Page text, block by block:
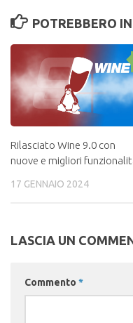
POTREBBERO
Rilasciato Wine 9.0 con
nuove e migliori
17 GENNAIO 2024
LASCIA UN
Commento *